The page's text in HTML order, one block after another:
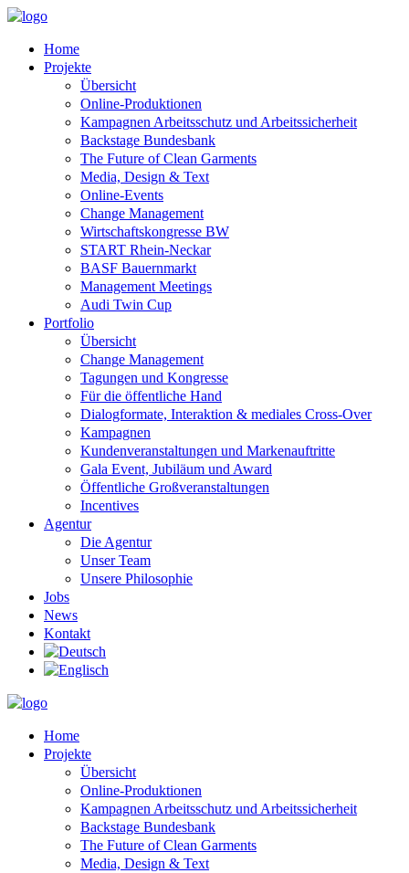
Home
Projekte
Übersicht
Online-Produktionen
Kampagnen Arbeitsschutz und Arbeitssicherheit
Backstage Bundesbank
The Future of Clean Garments
Media, Design & Text
Online-Events
Change Management
Wirtschaftskongresse BW
START Rhein-Neckar
BASF Bauernmarkt
Management Meetings
Audi Twin Cup
Portfolio
Übersicht
Change Management
Tagungen und Kongresse
Für die öffentliche Hand
Dialogformate, Interaktion & mediales Cross-Over
Kampagnen
Kundenveranstaltungen und Markenauftritte
Gala Event, Jubiläum und Award
Öffentliche Großveranstaltungen
Incentives
Agentur
Die Agentur
Unser Team
Unsere Philosophie
Jobs
News
Kontakt
Home
Projekte
Übersicht
Online-Produktionen
Kampagnen Arbeitsschutz und Arbeitssicherheit
Backstage Bundesbank
The Future of Clean Garments
Media, Design & Text